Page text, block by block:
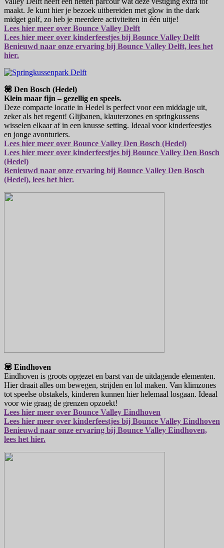
maakt. Je kunt hier je bezoek uitbereiden met glow in the dark
midget golf, zo heb je meerdere activiteiten in één uitje!
Lees hier meer over Bounce Valley Delft
Lees hier meer over kinderfeestjes bij Bounce Valley Delft
Benieuwd naar onze ervaring bij Bounce Valley Delft, lees het
hier.
💟 Den Bosch (Hedel)
Klein maar fijn – gezellig en speels.
Deze compacte locatie in Hedel is perfect voor een middagje uit,
zeker als het regent! Glijbanen, klauterzones en springkussens
wisselen elkaar af in een knusse setting. Ideaal voor kinderfeestjes
en jonge avonturiers.
Lees hier meer over Bounce Valley Den Bosch (Hedel)
Lees hier meer over kinderfeestjes bij Bounce Valley Den Bosch
(Hedel)
Benieuwd naar onze ervaring bij Bounce Valley Den Bosch
(Hedel), lees het hier.
💟 Eindhoven
Eindhoven is groots opgezet en barst van de uitdagende elementen.
Hier draait alles om bewegen, strijden en lol maken. Van klimzones
tot speelse obstakels, kinderen kunnen hier helemaal losgaan. Ideaal
voor wie graag de grenzen opzoekt!
Lees hier meer over Bounce Valley Eindhoven
Lees hier meer over kinderfeestjes bij Bounce Valley Eindhoven
Benieuwd naar onze ervaring bij Bounce Valley Eindhoven,
lees het hier.